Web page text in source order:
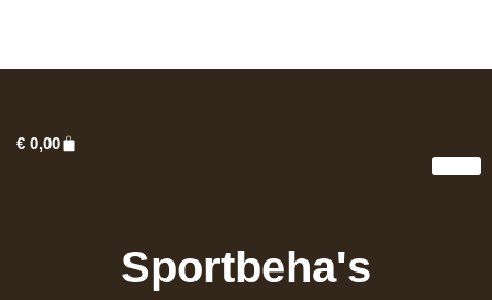
€ 0,00
Sportbeha's